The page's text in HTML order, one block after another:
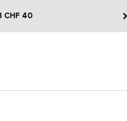
CHF 40